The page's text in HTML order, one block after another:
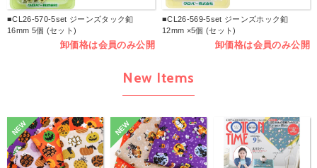
■CL26-570-5set ジーンズタック釦
16mm 5個 (セット)
卸価格は会員のみ公開
■CL26-569-5set ジーンズホック釦
12mm ×5個 (セット)
卸価格は会員のみ公開
New Items
NEW NEW